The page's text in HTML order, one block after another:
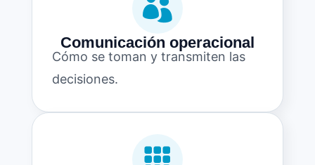

Comunicación operacional
Cómo se toman y transmiten las
decisiones.